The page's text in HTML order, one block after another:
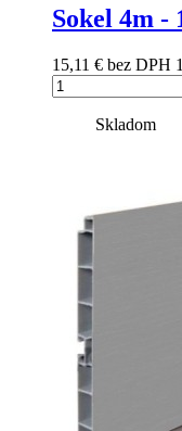
Sokel 4m -
15,11 € bez DPH
Skladom